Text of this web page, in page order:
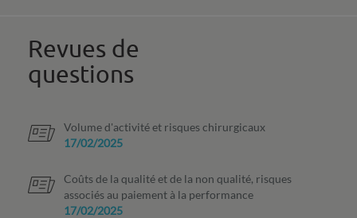
Revues de
questions
Volume d'activité et risques chirurgicaux
17/02/2025
Coûts de la qualité et de la non qualité, risques
associés au paiement à la performance
17/02/2025